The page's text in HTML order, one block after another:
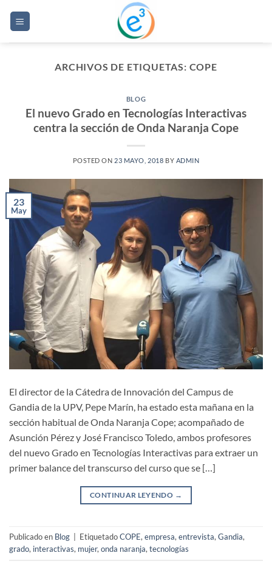
ARCHIVOS DE ETIQUETAS: COPE
BLOG
El nuevo Grado en Tecnologías Interactivas
centra la sección de Onda Naranja Cope
POSTED ON 23 MAYO, 2018 BY ADMIN
23
May
El director de la Cátedra de Innovación del Campus de
Gandia de la UPV, Pepe Marín, ha estado esta mañana en la
sección habitual de Onda Naranja Cope; acompañado de
Asunción Pérez y José Francisco Toledo, ambos profesores
del nuevo Grado en Tecnologías Interactivas para extraer un
primer balance del transcurso del curso que se […]
CONTINUAR LEYENDO →
Publicado en Blog EtiquetadoCOPE,empresa,entrevista,Gandia,
grado, interactivas, mujer,onda naranja,tecnologías